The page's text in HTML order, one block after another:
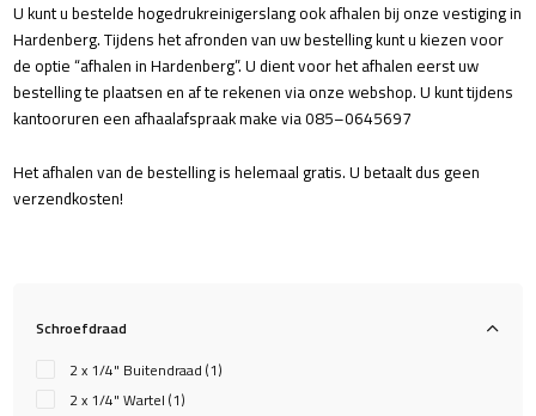
Schroefdraad
2 x 1/4" Buitendraad (1)
2 x 1/4" Wartel (1)
U kunt u bestelde hogedrukreinigerslang ook afhalen bij onze vestiging in
Hardenberg. Tijdens het afronden van uw bestelling kunt u kiezen voor
de optie “afhalen in Hardenberg”. U dient voor het afhalen eerst uw
bestelling te plaatsen en af te rekenen via onze webshop. U kunt tijdens
kantooruren een afhaalafspraak make via 085–0645697
Het afhalen van de bestelling is helemaal gratis. U betaalt dus geen
verzendkosten!